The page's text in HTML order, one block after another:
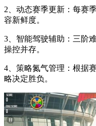
2、动态赛季更新：每赛
容新鲜度。
3、智能驾驶辅助：三阶
操控并存。
4、策略氮气管理：根据
略决定胜负。